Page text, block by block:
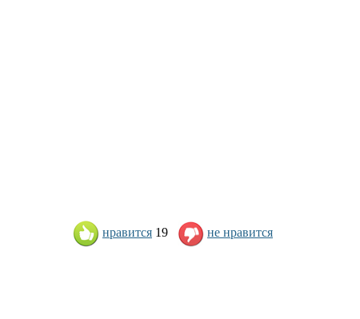
нравится 19 не нравится